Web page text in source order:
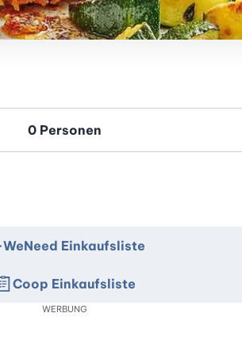
WeNeed Einkaufsliste
Coop Einkaufsliste
WERBUNG